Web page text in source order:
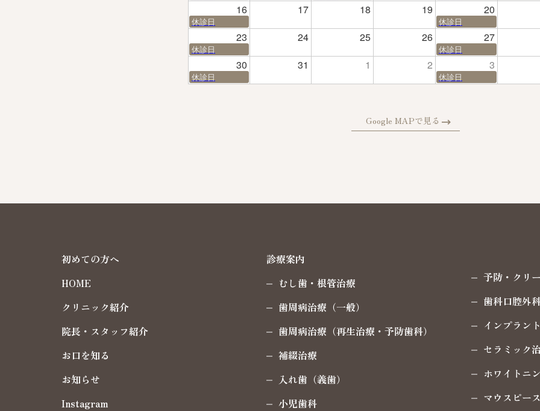
16 17 18 19 20
休診日 休診日
23 24 25 26 27
休診日 休診日
30 31 1 2 3
休診日 休診日
Google MAPで見る
初めての方へ
HOME
クリニック紹介
院長・スタッフ紹介
お口を知る
お知らせ
Instagram
診療案内
むし歯・根管治療
歯周病治療（一般）
歯周病治療（再生治療・予防歯科）
補綴治療
入れ歯（義歯）
小児歯科
予防・クリ
歯科口腔外
インプラント
セラミック
ホワイトニ
マウスピー